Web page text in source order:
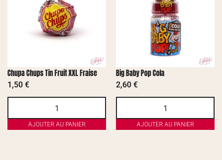
Chupa Chups Tin Fruit XXL Fraise
1,50 €
AJOUTER AU PANIER
Big Baby Pop Cola
2,60 €
AJOUTER AU PANIER